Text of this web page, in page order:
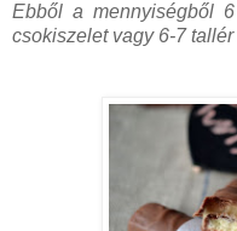
Ebből a mennyiségből
csokiszelet vagy 6-7 tallér